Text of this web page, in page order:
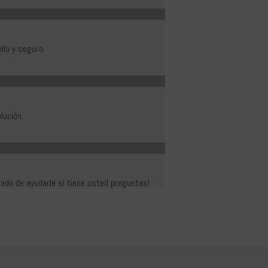
y seguro.
de ayudarle si tiene usted preguntas!